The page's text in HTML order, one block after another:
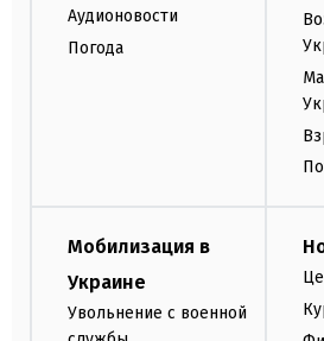
Аудионовости
Погода
Мобилизация в
Украине
Увольнение с военной